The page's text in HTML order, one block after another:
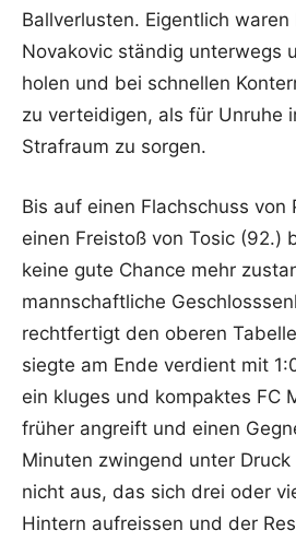
Ballverlusten. Eigentlich waren
Novakovic ständig unterwegs
holen und bei schnellen
zu verteidigen, als für Unruhe
Strafraum zu sorgen.
Bis auf einen Flachschuss von
einen Freistoß von Tosic (92.)
keine gute Chance mehr
mannschaftliche
rechtfertigt den oberen
siegte am Ende verdient mit
ein kluges und kompaktes FC
früher angreift und einen
Minuten zwingend unter
nicht aus, das sich drei oder
Hintern aufreissen und der